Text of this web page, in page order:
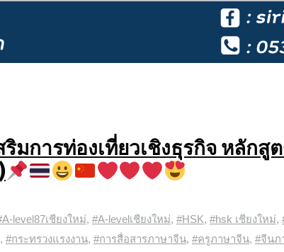
ริมการท่องเที่ยวเชิงธุรกิจ หลัก
level87เชียงใหม่, #A-levelเชียงใหม่, #HSK, #hsk เชียงใหม่,
, #กระทรวงแรงงาน, #การสื่อสารภาษาจีน, #ครูภาษาจีน, #จีนภ